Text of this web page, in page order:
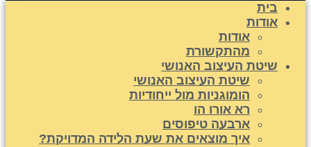
בית
אודות
אודות
מהתקשורת
שיטת העיצוב האנושי
שיטת העיצוב האנושי
הומוגניות מול ייחודיות
רא אורו הו
ארבעה טיפוסים
איך מוצאים את שעת הלידה המדויקת?